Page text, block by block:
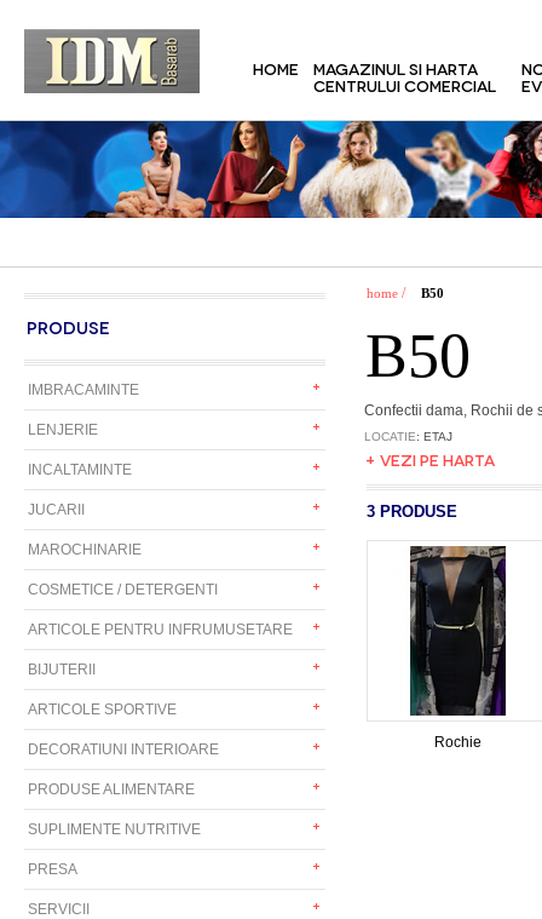
HOME
MAGAZINUL SI HARTA
CENTRULUI COMERCIAL
PRODUSE
IMBRACAMINTE
LENJERIE
INCALTAMINTE
JUCARII
MAROCHINARIE
COSMETICE / DETERGENTI
ARTICOLE PENTRU INFRUMUSETARE
BIJUTERII
ARTICOLE SPORTIVE
DECORATIUNI INTERIOARE
PRODUSE ALIMENTARE
SUPLIMENTE NUTRITIVE
PRESA
SERVICII
home / B50
B50
Confectii dama, Rochii de
LOCATIE: ETAJ
+ VEZI PE HARTA
3 PRODUSE
Rochie